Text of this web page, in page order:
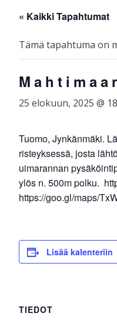
« Kaikki Tapahtumat
Tämä tapahtuma on
25 elokuun, 2025 @
Tuomo, Jynkänmäki.
risteyksessä, josta
uimarannan
ylös n. 500m polku.
https://goo.gl/maps/
Lisää kalenteriin
TIEDOT